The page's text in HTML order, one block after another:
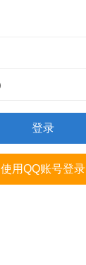
登录
使用QQ账号登录